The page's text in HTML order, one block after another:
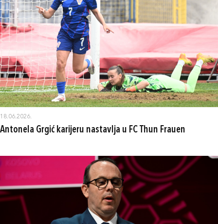
18.06.2026.
Antonela Grgić karijeru nastavlja u FC Thun Frauen